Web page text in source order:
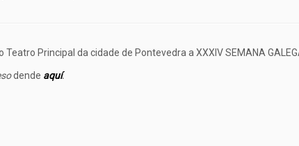
Principal da cidade de Pontevedra a XXXIV SEMANA
dende aquí.